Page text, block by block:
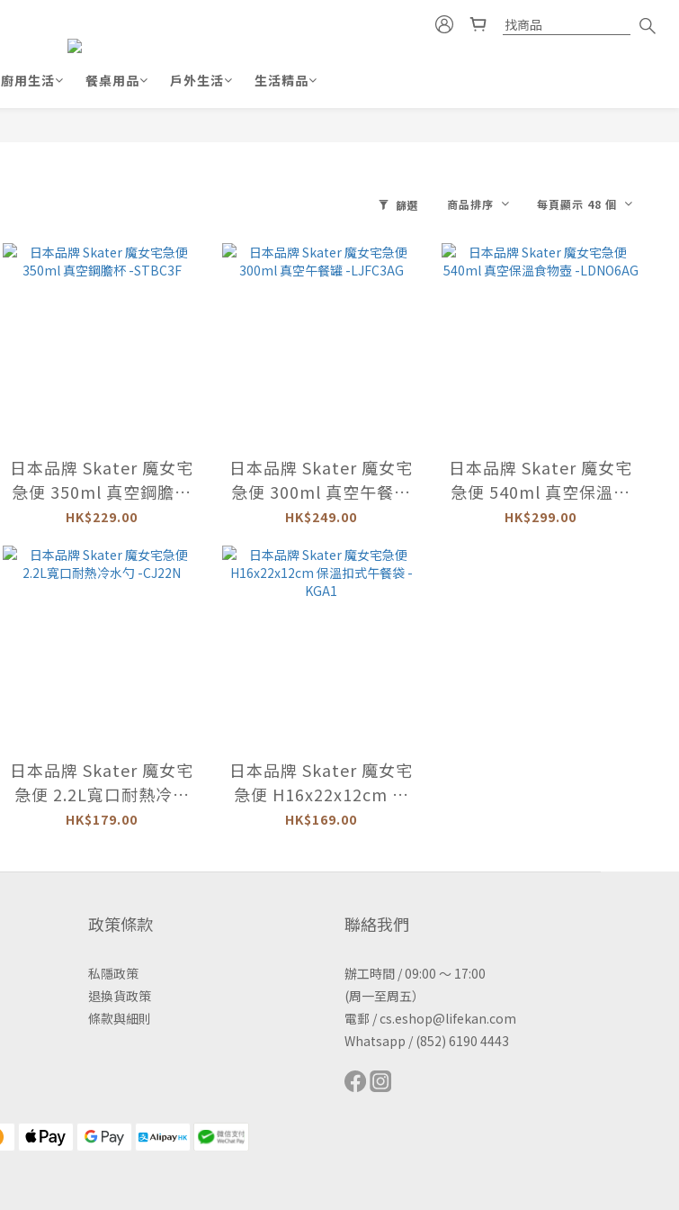
廚用生活 餐桌用品 戶外生活 生活精品
篩選 商品排序 每頁顯示 48 個
日本品牌 Skater 魔女宅
急便 350ml 真空鋼膽杯
-STBC3F
HK$229.00
日本品牌 Skater 魔女宅
急便 300ml 真空午餐罐
-LJFC3AG
HK$249.00
日本品牌 Skater 魔女宅
急便 540ml 真空保溫食
物壺 -LDNO6AG
HK$299.00
日本品牌 Skater 魔女宅
急便 2.2L寬口耐熱冷水
勺 -CJ22N
HK$179.00
日本品牌 Skater 魔女宅
急便 H16x22x12cm 保
溫扣式午餐袋 -KGA1
HK$169.00
政策條款
私隱政策
退換貨政策
條款與細則
聯絡我們
辦工時間 / 09:00 ～ 17:00
(周一至周五）
電郵 / cs.eshop@lifekan.com
Whatsapp / (852) 6190 4443